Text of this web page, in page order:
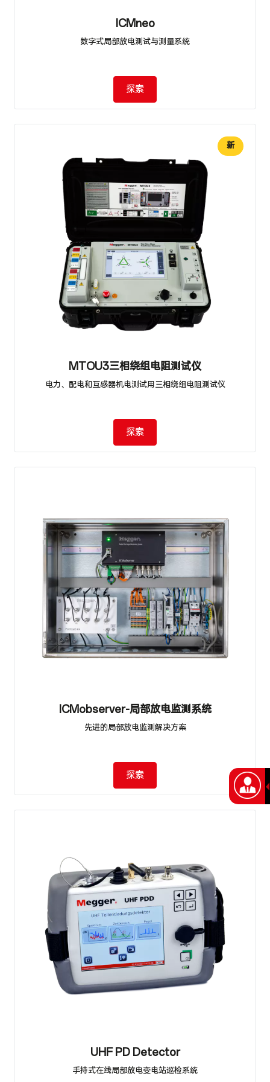
ICMneo
数字式局部放电测试与测量系统
探索
新
MTOU3三相绕组电阻测试仪
电力、配电和互感器机电测试用三相绕组电阻测试仪
探索
ICMobserver-局部放电监测系统
先进的局部放电监测解决方案
探索
UHF PD Detector
手持式在线局部放电变电站巡检系统